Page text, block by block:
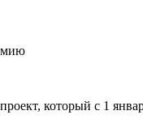
который с 1